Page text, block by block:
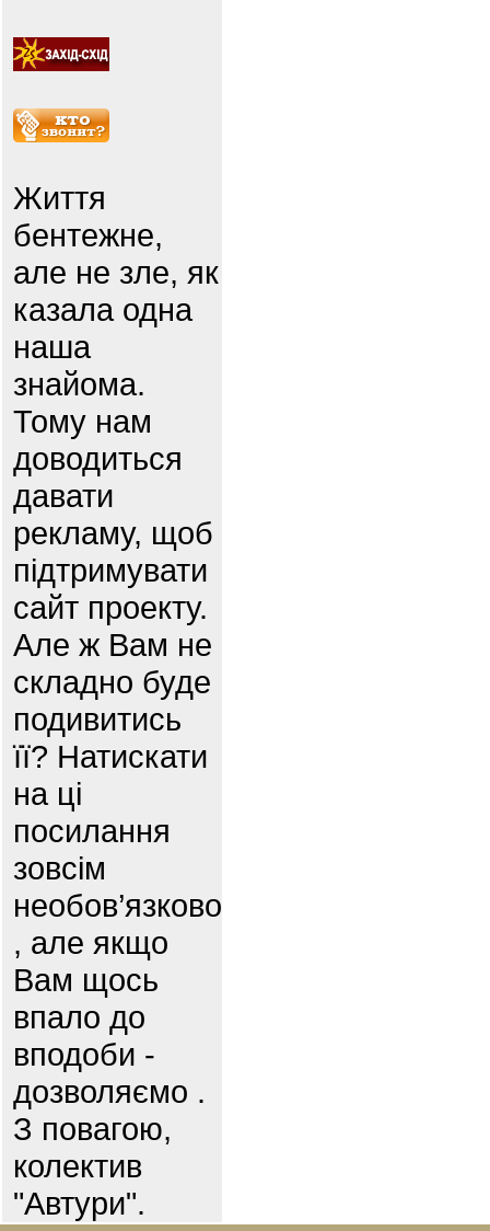
Життя
бентежне,
але не зле, як
казала одна
наша
знайома.
Тому нам
доводиться
давати
рекламу, щоб
підтримувати
сайт проекту.
Але ж Вам не
складно буде
подивитись
її? Натискати
на ці
посилання
зовсім
необов’язково
, але якщо
Вам щось
впало до
вподоби -
дозволяємо .
З повагою,
колектив
"Автури".